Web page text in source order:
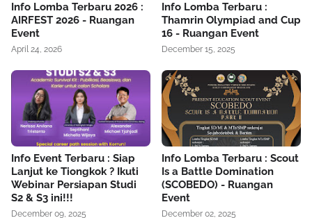
Info Lomba Terbaru 2026 :
AIRFEST 2026 - Ruangan
Event
April 24, 2026
Info Lomba Terbaru :
Thamrin Olympiad and Cup
16 - Ruangan Event
December 15, 2025
Info Event Terbaru : Siap
Lanjut ke Tiongkok ? Ikuti
Webinar Persiapan Studi
S2 & S3 ini!!!
December 09, 2025
Info Lomba Terbaru : Scout
Is a Battle Domination
(SCOBEDO) - Ruangan
Event
December 02, 2025